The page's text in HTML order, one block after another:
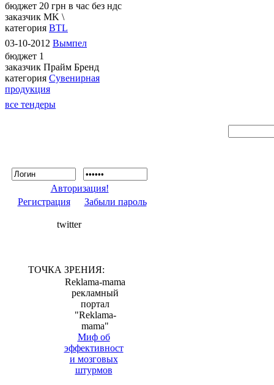
бюджет 20 грн в час без ндс
заказчик MK \
категория BTL
03-10-2012 Вымпел
бюджет 1
заказчик Прайм Бренд
категория Сувенирная
продукция
все тендеры
Авторизация!
Регистрация
Забыли пароль
twitter
ТОЧКА ЗРЕНИЯ:
Reklama-mama
рекламный
портал
"Reklama-
mama"
Миф об
эффективност
и мозговых
штурмов